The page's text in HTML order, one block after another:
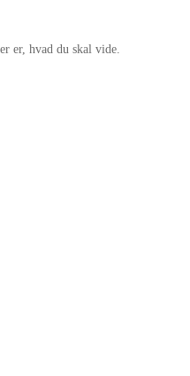
er, hvad du skal vide.